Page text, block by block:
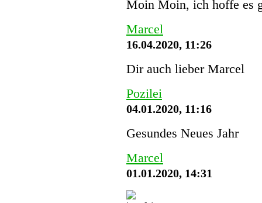
Moin Moin, ich hoffe es
Marcel
16.04.2020, 11:26
Dir auch lieber Marcel
Pozilei
04.01.2020, 11:16
Gesundes Neues Jahr
Marcel
01.01.2020, 14:31